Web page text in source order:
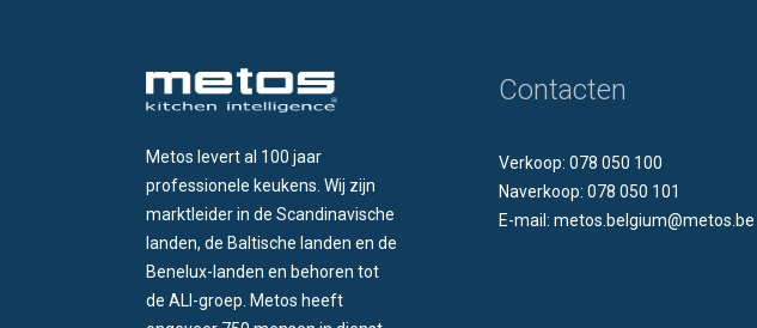
Metos levert al 100 jaar
professionele keukens. Wij zijn
marktleider in de Scandinavische
landen, de Baltische landen en de
Benelux-landen en behoren tot
de ALI-groep. Metos heeft
Contacten
Verkoop: 078 050 100
Naverkoop: 078 050 101
E-mail: metos.belgium@metos.be